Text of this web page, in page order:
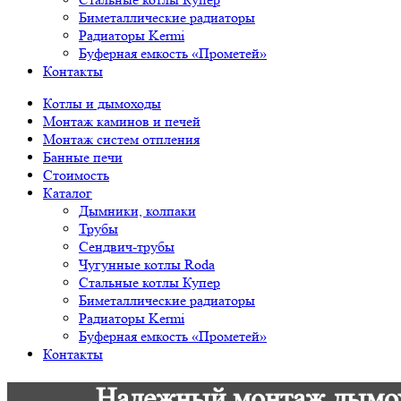
Биметаллические радиаторы
Радиаторы Kermi
Буферная емкость «Прометей»
Контакты
Котлы и дымоходы
Монтаж каминов и печей
Монтаж систем отпления
Банные печи
Стоимость
Каталог
Дымники, колпаки
Трубы
Сендвич-трубы
Чугунные котлы Roda
Стальные котлы Купер
Биметаллические радиаторы
Радиаторы Kermi
Буферная емкость «Прометей»
Контакты